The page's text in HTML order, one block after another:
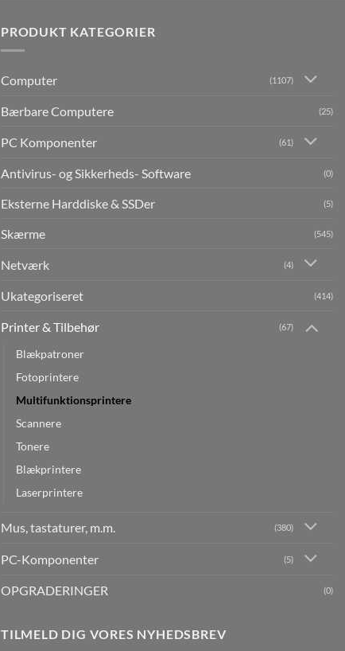
PRODUKT KATEGORIER
Computer (1107)
Bærbare Computere (25)
PC Komponenter (61)
Antivirus- og Sikkerheds- Software (0)
Eksterne Harddiske & SSDer (5)
Skærme (545)
Netværk (4)
Ukategoriseret (414)
Printer & Tilbehør (67)
Blækpatroner
Fotoprintere
Multifunktionsprintere
Scannere
Tonere
Blækprintere
Laserprintere
Mus, tastaturer, m.m. (380)
PC-Komponenter (5)
OPGRADERINGER (0)
TILMELD DIG VORES NYHEDSBREV